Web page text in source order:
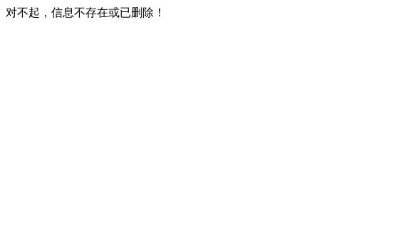
对不起，信息不存在或已删除！